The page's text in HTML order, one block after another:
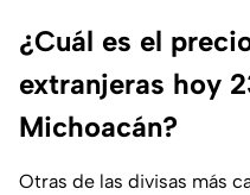
¿Cuál es el
extranjeras hoy
Michoacán?
Otras de las divisas más